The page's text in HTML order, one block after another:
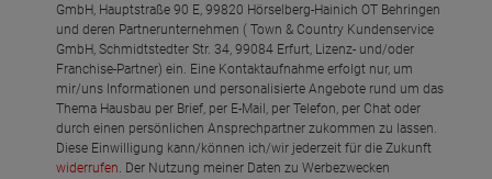
GmbH, Hauptstraße 90 E, 99820 Hörselberg-Hainich OT Behringen
und deren Partnerunternehmen ( Town & Country Kundenservice
GmbH, Schmidtstedter Str. 34, 99084 Erfurt, Lizenz- und/oder
Franchise-Partner) ein. Eine Kontaktaufnahme erfolgt nur, um
mir/uns Informationen und personalisierte Angebote rund um das
Thema Hausbau per Brief, per E-Mail, per Telefon, per Chat oder
durch einen persönlichen Ansprechpartner zukommen zu lassen.
Diese Einwilligung kann/können ich/wir jederzeit für die Zukunft
widerrufen. Der Nutzung meiner Daten zu Werbezwecken